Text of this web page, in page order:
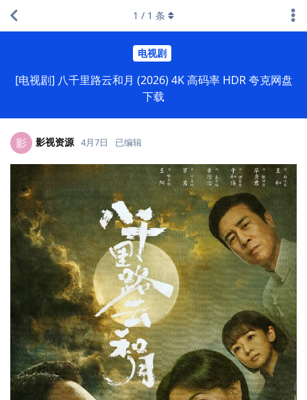
电视剧
[电视剧] 八千里路云和月 (2026) 4K 高码率 HDR 夸克网盘
下载
1 / 1 条
影 影视资源 4月7日 已编辑